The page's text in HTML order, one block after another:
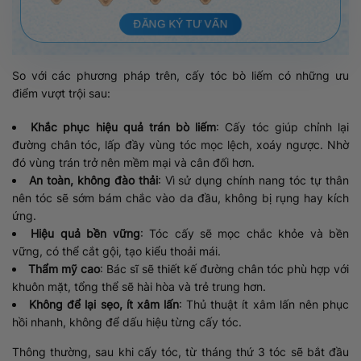
ĐĂNG KÝ TƯ VẤN
So với các phương pháp trên, cấy tóc bò liếm có những ưu
điểm vượt trội sau:
Khắc phục hiệu quả trán bò liếm: Cấy tóc giúp chỉnh lại
đường chân tóc, lấp đầy vùng tóc mọc lệch, xoáy ngược. Nhờ
đó vùng trán trở nên mềm mại và cân đối hơn.
An toàn, không đào thải: Vì sử dụng chính nang tóc tự thân
nên tóc sẽ sớm bám chắc vào da đầu, không bị rụng hay kích
ứng.
Hiệu quả bền vững: Tóc cấy sẽ mọc chắc khỏe và bền
vững, có thể cắt gội, tạo kiểu thoải mái.
Thẩm mỹ cao: Bác sĩ sẽ thiết kế đường chân tóc phù hợp với
khuôn mặt, tổng thể sẽ hài hòa và trẻ trung hơn.
Không để lại sẹo, ít xâm lấn: Thủ thuật ít xâm lấn nên phục
hồi nhanh, không để dấu hiệu từng cấy tóc.
Thông thường, sau khi cấy tóc, từ tháng thứ 3 tóc sẽ bắt đầu